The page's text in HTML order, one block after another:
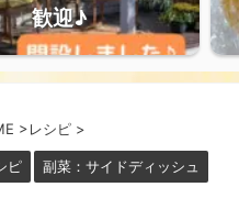
歓迎♪
>レシピ >
ピ 副菜：サイドディッシュ